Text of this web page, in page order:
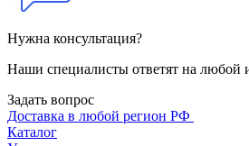
Нужна консультация?
Наши специалисты ответят на любой
Задать вопрос
Доставка в любой регион РФ
Каталог